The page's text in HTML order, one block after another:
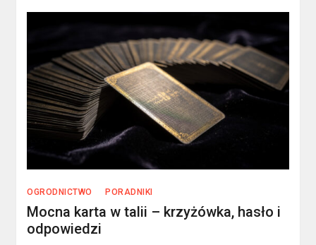
OGRODNICTWO PORADNIKI
Mocna karta w talii – krzyżówka, hasło i
odpowiedzi